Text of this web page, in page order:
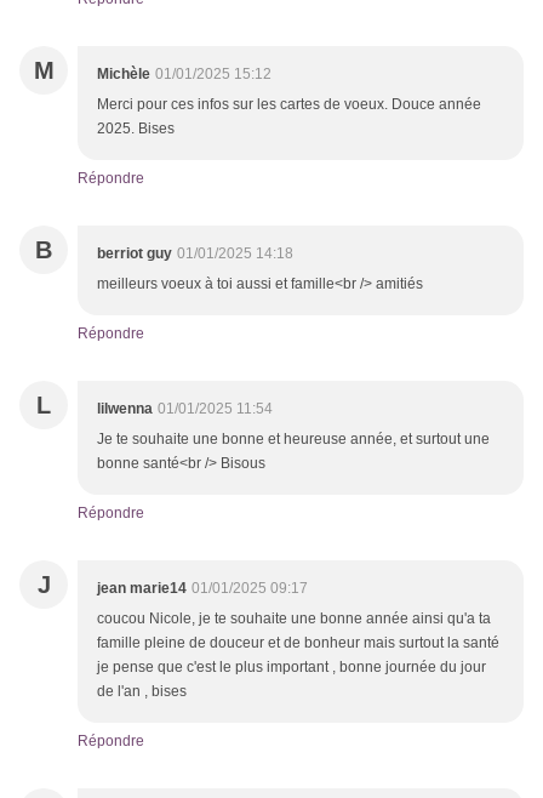
M Michèle 01/01/2025 15:12
Merci pour ces infos sur les cartes de voeux. Douce année
2025. Bises
Répondre
B berriot guy 01/01/2025 14:18
meilleurs voeux à toi aussi et famille<br /> amitiés
Répondre
L lilwenna 01/01/2025 11:54
Je te souhaite une bonne et heureuse année, et surtout une
bonne santé<br /> Bisous
Répondre
J jean marie14 01/01/2025 09:17
coucou Nicole, je te souhaite une bonne année ainsi qu'a ta
famille pleine de douceur et de bonheur mais surtout la santé
je pense que c'est le plus important , bonne journée du jour
de l'an , bises
Répondre